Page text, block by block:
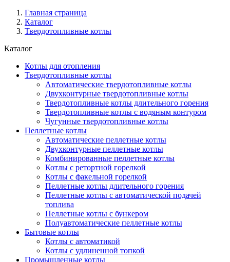
Главная страница
Каталог
Твердотопливные котлы
Каталог
Котлы для отопления
Твердотопливные котлы
Автоматические твердотопливные котлы
Двухконтурные твердотопливные котлы
Твердотопливные котлы длительного горения
Твердотопливные котлы с водяным контуром
Чугунные твердотопливные котлы
Пеллетные котлы
Автоматические пеллетные котлы
Двухконтурные пеллетные котлы
Комбинированные пеллетные котлы
Котлы с ретортной горелкой
Котлы с факельной горелкой
Пеллетные котлы длительного горения
Пеллетные котлы с автоматической подачей
топлива
Пеллетные котлы с бункером
Полуавтоматические пеллетные котлы
Бытовые котлы
Котлы с автоматикой
Котлы с удлиненной топкой
Промышленные котлы